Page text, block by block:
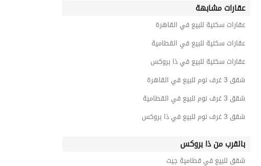
عقارات مشابهة
عقارات سكنية للبيع في القاهرة
عقارات سكنية للبيع في القطامية
عقارات سكنية للبيع في ذا بروكس
شقق 3 غرف نوم للبيع في القاهرة
شقق 3 غرف نوم للبيع في القطامية
شقق 3 غرف نوم للبيع في ذا بروكس
بالقرب من ذا بروكس
شقق للبيع في قطامية جيت